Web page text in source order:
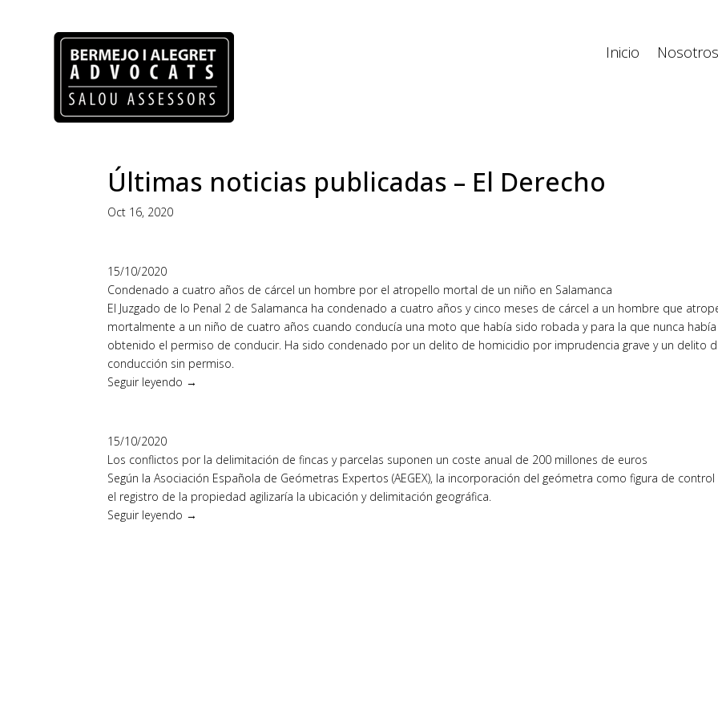
Inicio Nosotros
Últimas noticias publicadas – El Derecho
Oct 16, 2020
15/10/2020
Condenado a cuatro años de cárcel un hombre por el atropello mortal de un niño en Salamanca
El Juzgado de lo Penal 2 de Salamanca ha condenado a cuatro años y cinco meses de cárcel a un hombre que
mortalmente a un niño de cuatro años cuando conducía una moto que había sido robada y para la que nunca había
obtenido el permiso de conducir. Ha sido condenado por un delito de homicidio por imprudencia grave y un delito
conducción sin permiso.
Seguir leyendo →
15/10/2020
Los conflictos por la delimitación de fincas y parcelas suponen un coste anual de 200 millones de euros
Según la Asociación Española de Geómetras Expertos (AEGEX), la incorporación del geómetra como figura de control
el registro de la propiedad agilizaría la ubicación y delimitación geográfica.
Seguir leyendo →